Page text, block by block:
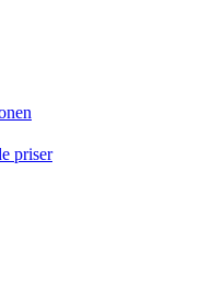
priser